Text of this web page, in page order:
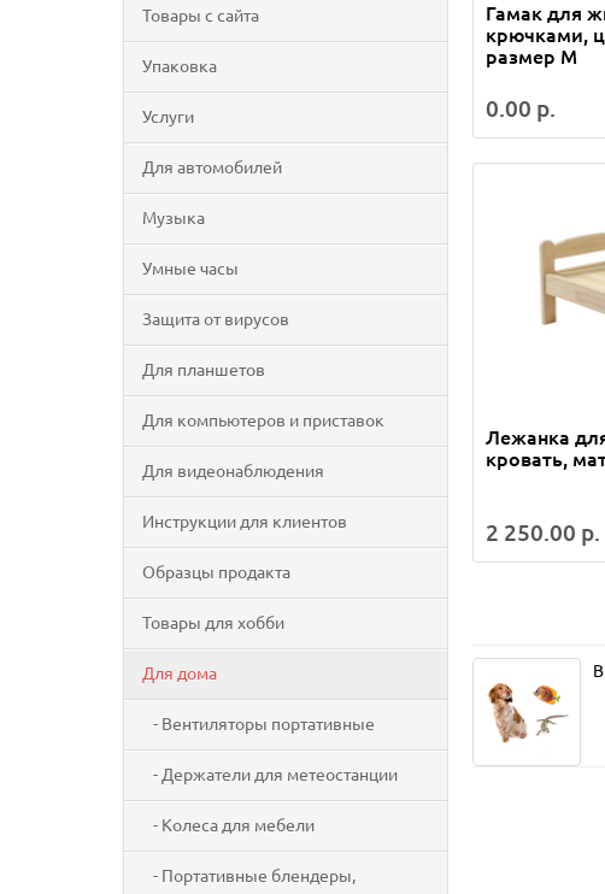
Товары с сайта
Упаковка
Услуги
Для автомобилей
Музыка
Умные часы
Защита от вирусов
Для планшетов
Для компьютеров и приставок
Для видеонаблюдения
Инструкции для клиентов
Образцы продакта
Товары для хобби
Для дома
- Вентиляторы портативные
- Держатели для метеостанции
- Колеса для мебели
- Портативные блендеры,
Гамак для
крючками,
размер M
0.00 р.
Лежанка
кровать,
2 250.00 р.